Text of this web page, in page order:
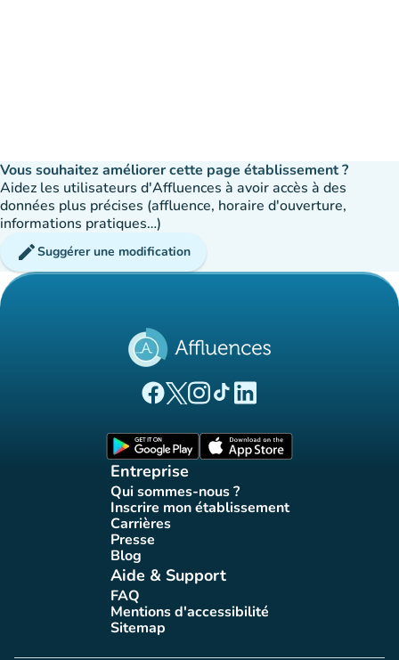
Vous souhaitez améliorer cette page établissement ?
Aidez les utilisateurs d'Affluences à avoir accès à des
données plus précises (affluence, horaire d'ouverture,
informations pratiques…)
editSuggérer une modification
(nouvel onglet)
(nouvel onglet)
(nouvel onglet)
(nouvel onglet)
(nouvel onglet)
Entreprise
Qui sommes-nous ?
(nouvel onglet)
Inscrire mon établissement
(nouvel onglet)
Carrières(nouvel onglet)
Presse(nouvel onglet)
Blog(nouvel onglet)
Aide & Support
FAQ(nouvel onglet)
Mentions d'accessibilité
(nouvel onglet)
Sitemap(nouvel onglet)